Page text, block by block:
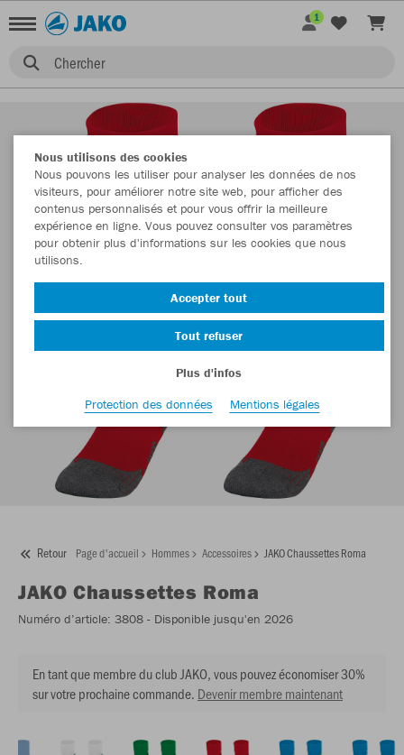
Chercher
1
Retour Page d'accueil Hommes Accessoires JAKO Chaussettes Roma
JAKO Chaussettes Roma
Numéro d’article: 3808 - Disponible jusqu'en 2026
En tant que membre du club JAKO, vous pouvez économiser 30%
sur votre prochaine commande. Devenir membre maintenant
Nous utilisons des cookies
Nous pouvons les utiliser pour analyser les données de nos
visiteurs, pour améliorer notre site web, pour afficher des
contenus personnalisés et pour vous offrir la meilleure
expérience en ligne. Vous pouvez consulter vos paramètres
pour obtenir plus d'informations sur les cookies que nous
utilisons.
Accepter tout
Tout refuser
Plus d'infos
Protection des données
Mentions légales